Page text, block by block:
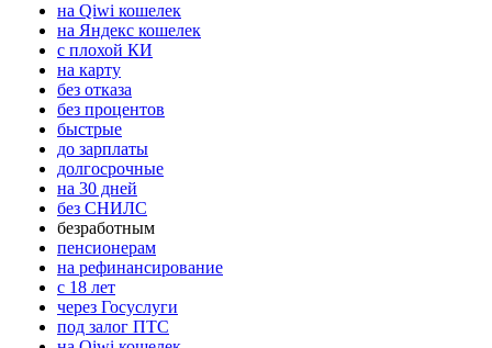
на Qiwi кошелек
на Яндекс кошелек
с плохой КИ
на карту
без отказа
без процентов
быстрые
до зарплаты
долгосрочные
на 30 дней
без СНИЛС
безработным
пенсионерам
на рефинансирование
с 18 лет
через Госуслуги
под залог ПТС